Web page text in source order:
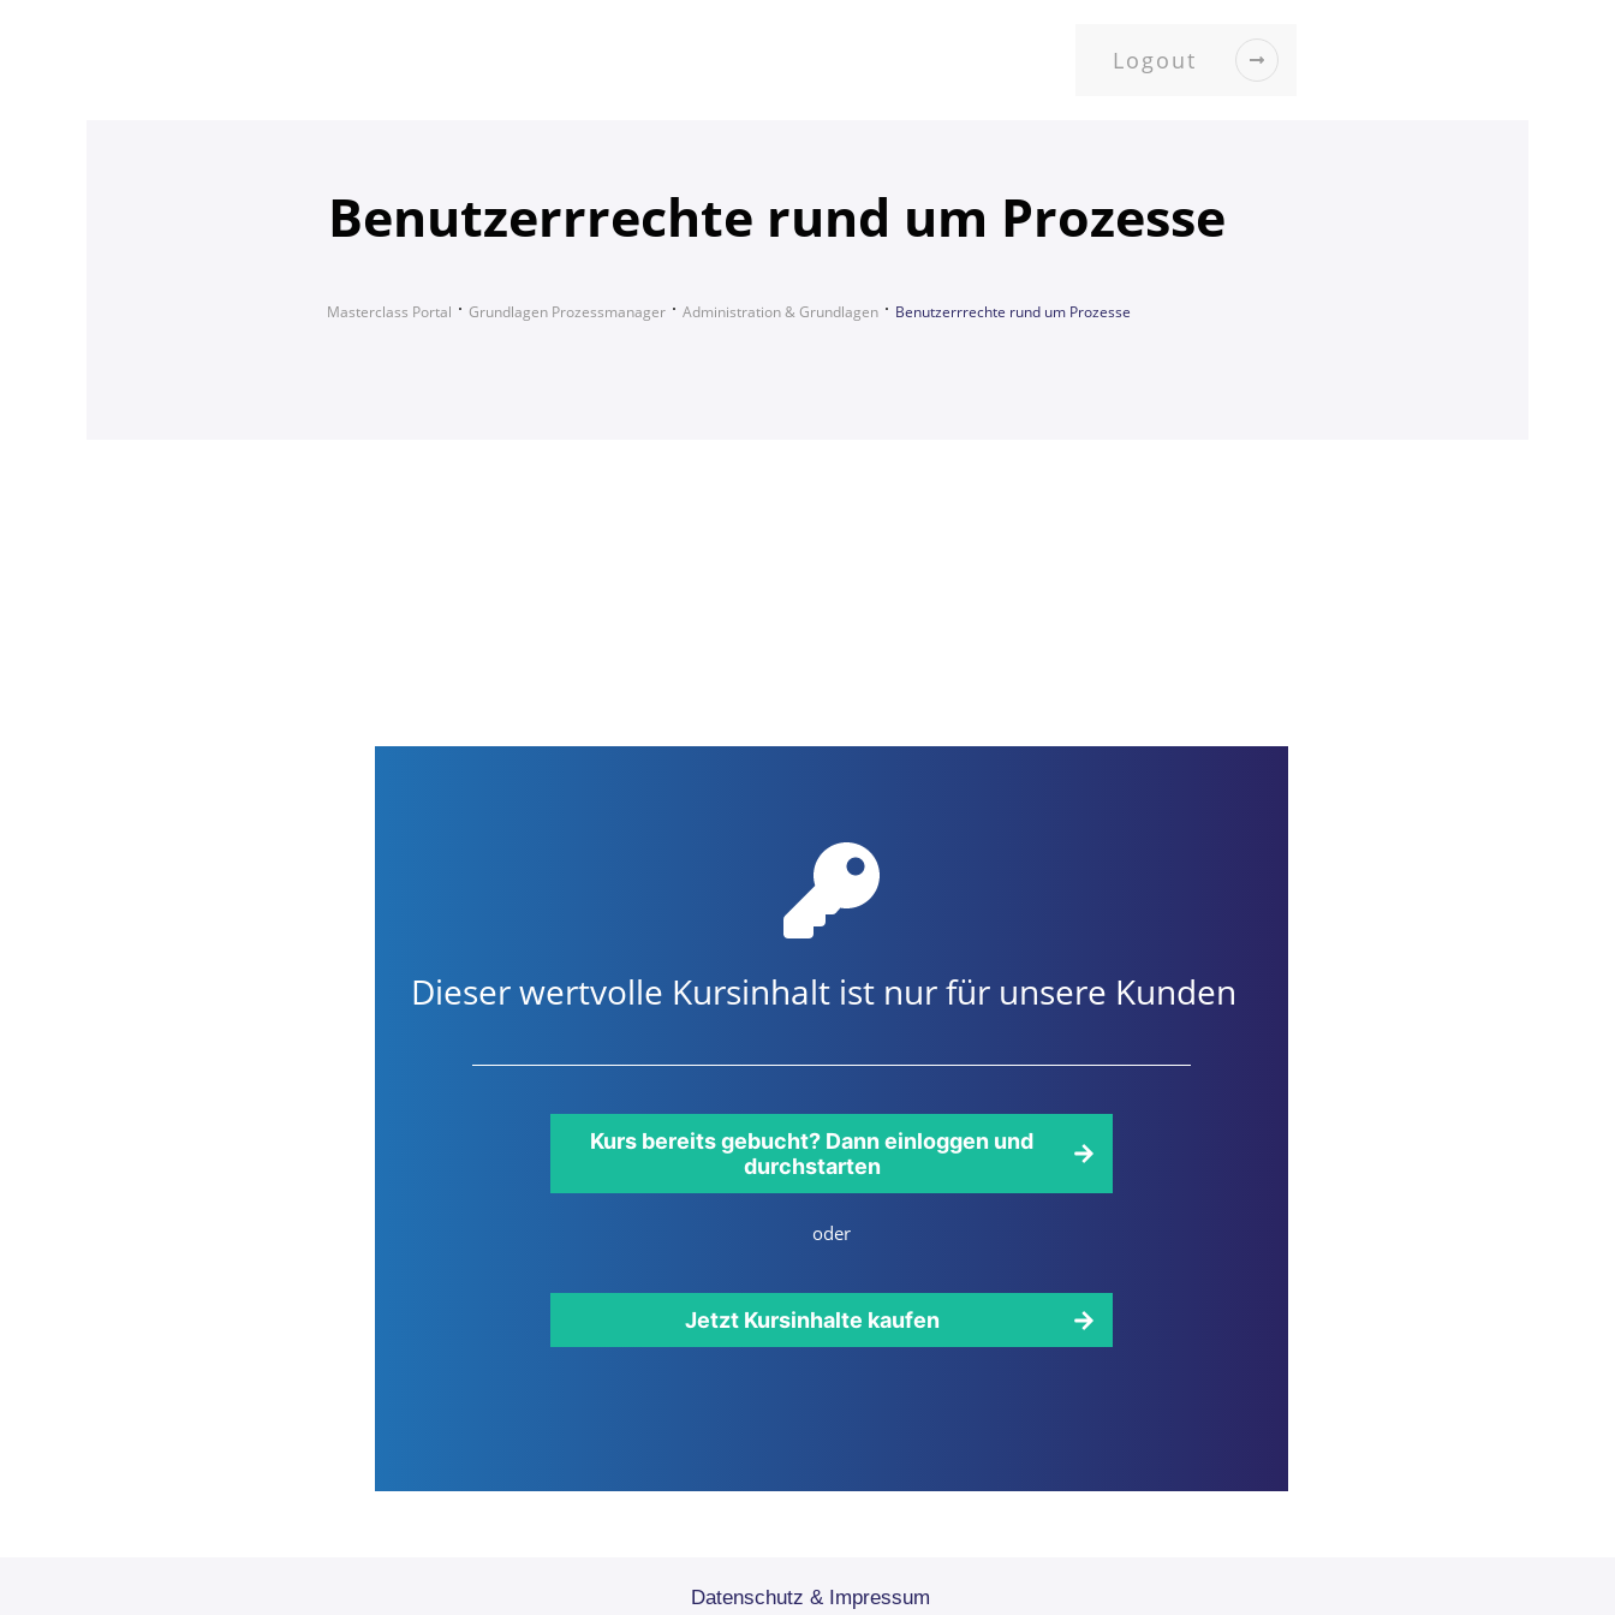
Logout
Benutzerrrechte rund um Prozesse
Masterclass Portal Grundlagen Prozessmanager Administration & Grundlagen Benutzerrrechte rund um Prozesse
Dieser wertvolle Kursinhalt ist nur für unsere Kunden
Kurs bereits gebucht? Dann einloggen und
durchstarten
oder
Jetzt Kursinhalte kaufen
Datenschutz & Impressum